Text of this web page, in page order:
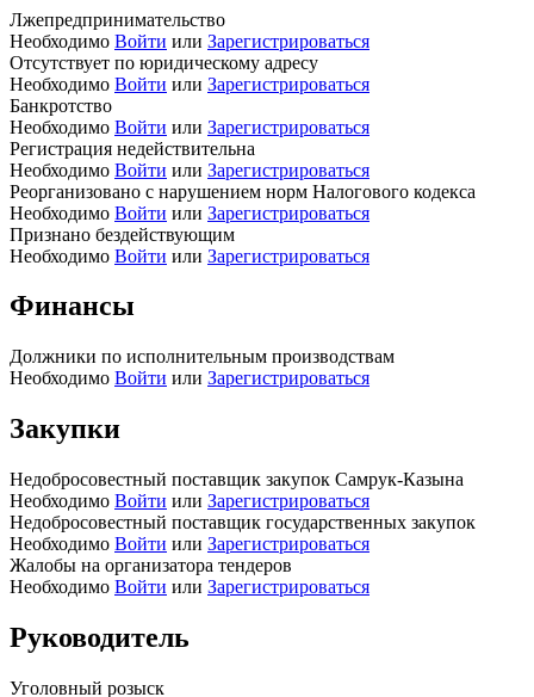
Лжепредпринимательство
Необходимо Войти или Зарегистрироваться
Отсутствует по юридическому адресу
Необходимо Войти или Зарегистрироваться
Банкротство
Необходимо Войти или Зарегистрироваться
Регистрация недействительна
Необходимо Войти или Зарегистрироваться
Реорганизовано с нарушением норм Налогового кодекса
Необходимо Войти или Зарегистрироваться
Признано бездействующим
Необходимо Войти или Зарегистрироваться
Финансы
Должники по исполнительным производствам
Необходимо Войти или Зарегистрироваться
Закупки
Недобросовестный поставщик закупок Самрук-Казына
Необходимо Войти или Зарегистрироваться
Недобросовестный поставщик государственных закупок
Необходимо Войти или Зарегистрироваться
Жалобы на организатора тендеров
Необходимо Войти или Зарегистрироваться
Руководитель
Уголовный розыск